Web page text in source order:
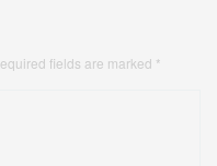
fields are marked *